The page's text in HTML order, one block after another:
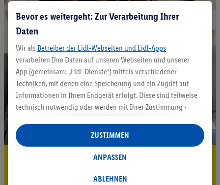
5.95 € Versand sparen³²ᵃ
Jetzt zum Newsletter anmelden
Bevor es weitergeht: Zur Verarbeitung Ihrer
Daten
Wir als Betreiber der Lidl-Webseiten und Lidl-Apps
verarbeiten Ihre Daten auf unseren Webseiten und unserer
App (gemeinsam: „Lidl-Dienste“) mittels verschiedener
Techniken, mit denen eine Speicherung und ein Zugriff auf
Informationen in Ihrem Endgerät erfolgt. Diese sind teilweise
technisch notwendig oder werden mit Ihrer Zustimmung -
auch durch Partner (u.a.
Verantwortliche; im Zusammenhang mit dem IAB TCF
insgesamt
Statistik-Erstellung oder für personalisierte Werbung
Datenverarbeitungen für personalisierte Werbung werden
ABLEHNEN
ANPASSEN
ZUSTIMMEN